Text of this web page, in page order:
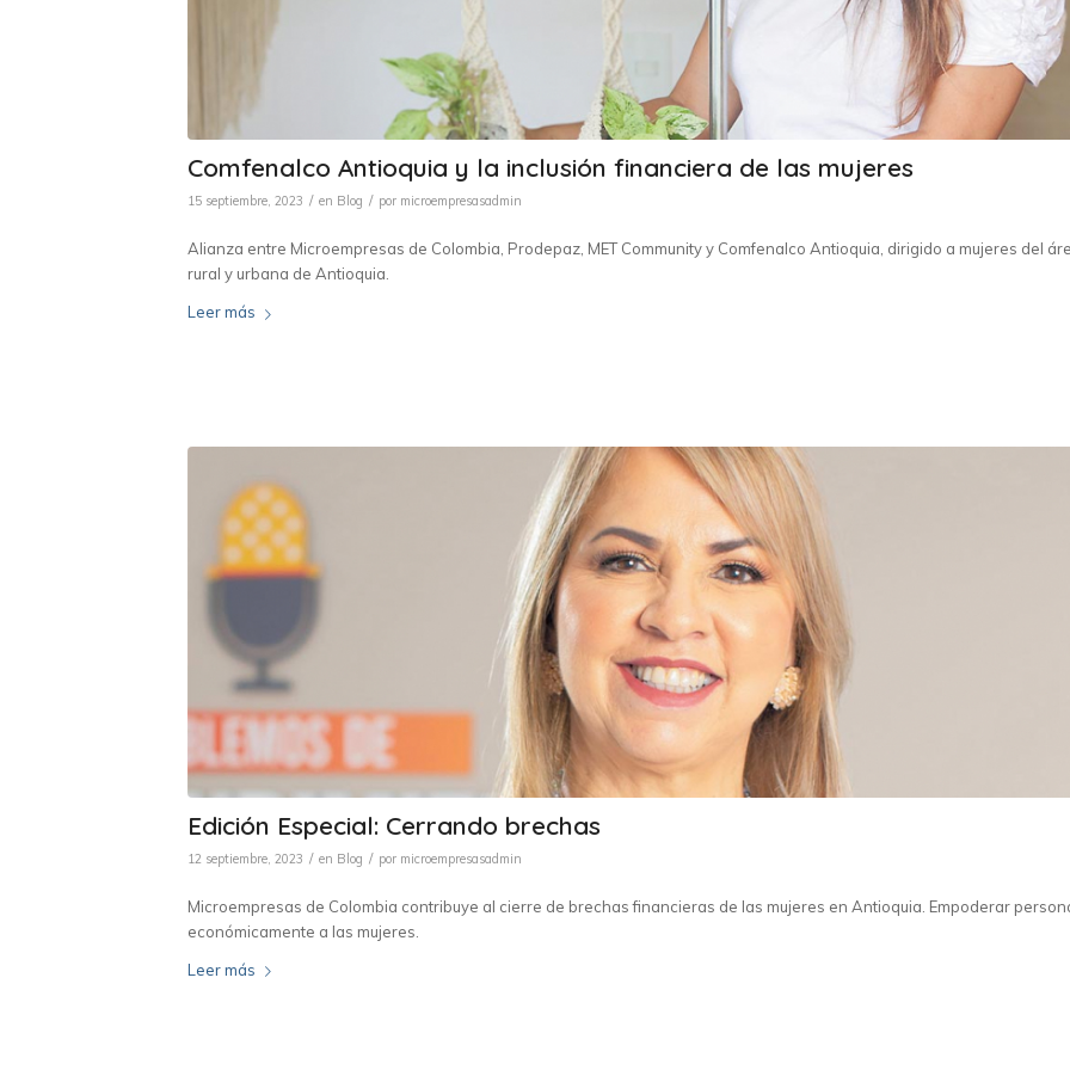
Comfenalco Antioquia y la inclusión financiera de las mujeres
15 septiembre, 2023 / en Blog / por microempresasadmin
Alianza entre Microempresas de Colombia, Prodepaz, MET Community y Comfenalco Antioquia, dirigido a mujeres del
rural y urbana de Antioquia.
Leer más
Edición Especial: Cerrando brechas
12 septiembre, 2023 / en Blog / por microempresasadmin
Microempresas de Colombia contribuye al cierre de brechas financieras de las mujeres en Antioquia. Empoderar
económicamente a las mujeres.
Leer más